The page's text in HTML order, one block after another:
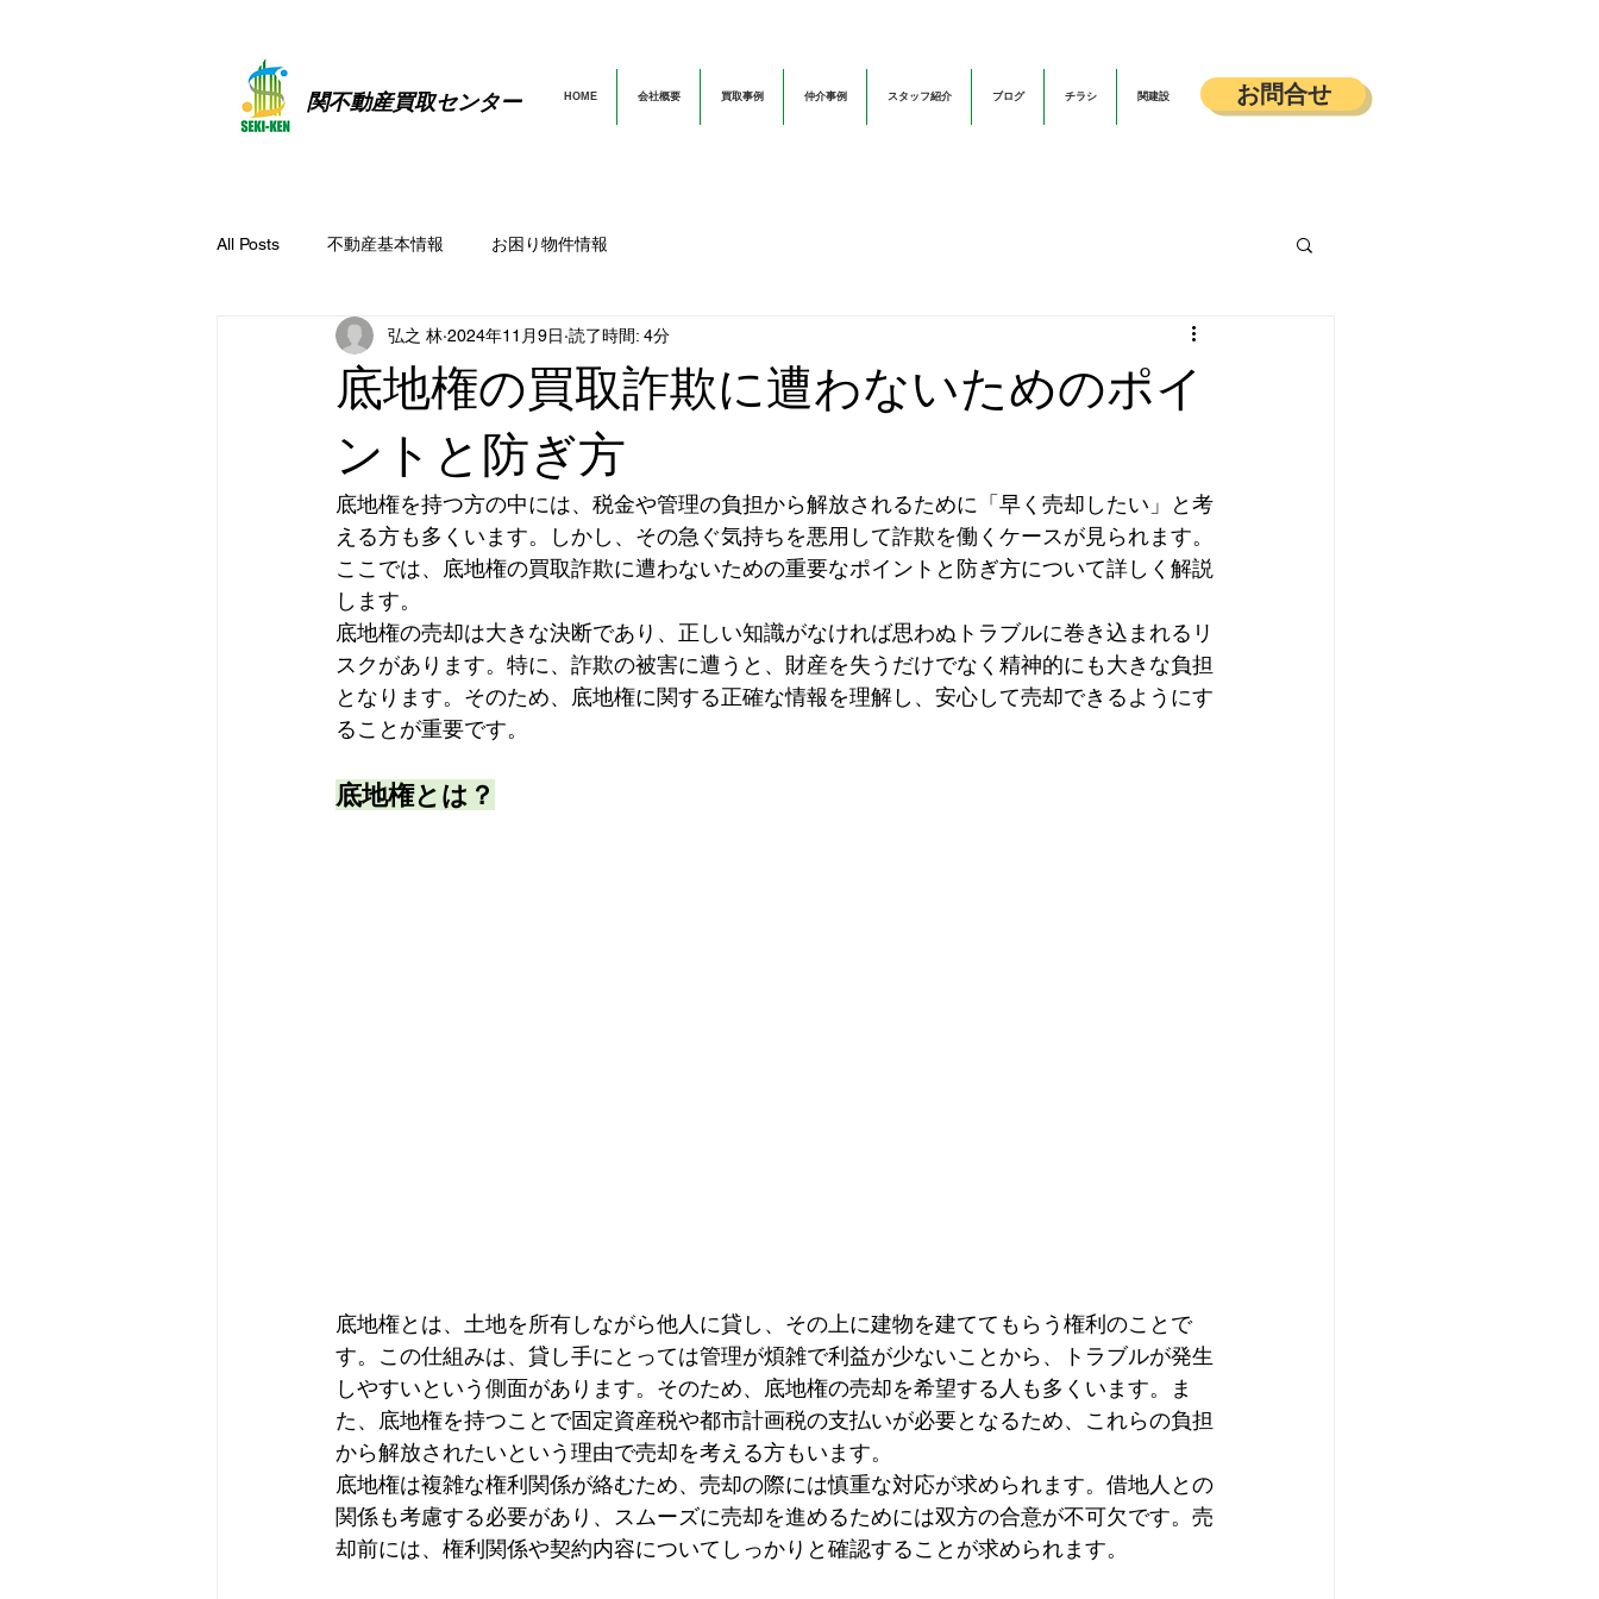
​関不動産買取センター HOME 会社概要 買取事例 仲介事例 スタッフ紹介 ブログ チラシ 関建設 お問合せ
All Posts 不動産基本情報 お困り物件情報
底地権の買取詐欺に遭わないためのポイ
ントと防ぎ方
弘之 林 2024年11月9日 読了時間: 4分
底地権を持つ方の中には、税金や管理の負担から解放されるために「早く売却したい」と考
える方も多くいます。しかし、その急ぐ気持ちを悪用して詐欺を働くケースが見られます。
ここでは、底地権の買取詐欺に遭わないための重要なポイントと防ぎ方について詳しく解説
します。
底地権の売却は大きな決断であり、正しい知識がなければ思わぬトラブルに巻き込まれるリ
スクがあります。特に、詐欺の被害に遭うと、財産を失うだけでなく精神的にも大きな負担
となります。そのため、底地権に関する正確な情報を理解し、安心して売却できるようにす
ることが重要です。
底地権とは？
底地権とは、土地を所有しながら他人に貸し、その上に建物を建ててもらう権利のことで
す。この仕組みは、貸し手にとっては管理が煩雑で利益が少ないことから、トラブルが発生
しやすいという側面があります。そのため、底地権の売却を希望する人も多くいます。ま
た、底地権を持つことで固定資産税や都市計画税の支払いが必要となるため、これらの負担
から解放されたいという理由で売却を考える方もいます。
底地権は複雑な権利関係が絡むため、売却の際には慎重な対応が求められます。借地人との
関係も考慮する必要があり、スムーズに売却を進めるためには双方の合意が不可欠です。売
却前には、権利関係や契約内容についてしっかりと確認することが求められます。